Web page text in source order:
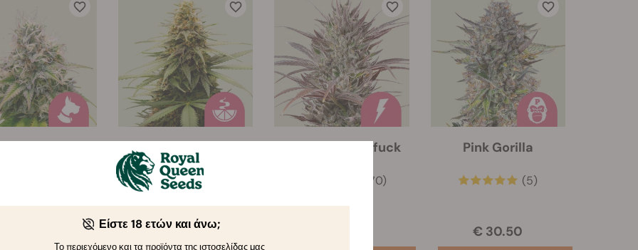
€ 23.00
North Thunderfuck
(170)
Pink Gorilla
(5)
€ 30.50
Είστε 18 ετών και άνω;
Το περιεχόμενο και τα προϊόντα της ιστοσελίδας μας